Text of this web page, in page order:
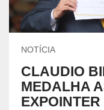
NOTÍCIA
CLAUDIO
MEDALHA
EXPOINTER